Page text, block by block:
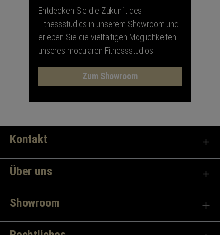
Entdecken Sie die Zukunft des
Fitnessstudios in unserem Showroom und
erleben Sie die vielfältigen Möglichkeiten
unseres modularen Fitnessstudios.
Zum Showroom
Kontakt
Über uns
Showroom